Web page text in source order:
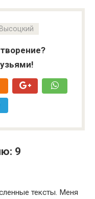
9
тексты. Меня